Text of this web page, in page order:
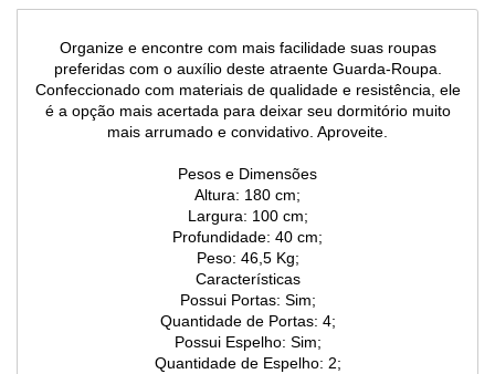
Organize e encontre com mais facilidade suas roupas
preferidas com o auxílio deste atraente Guarda-Roupa.
Confeccionado com materiais de qualidade e resistência, ele
é a opção mais acertada para deixar seu dormitório muito
mais arrumado e convidativo. Aproveite.
Pesos e Dimensões
Altura: 180 cm;
Largura: 100 cm;
Profundidade: 40 cm;
Peso: 46,5 Kg;
Características
Possui Portas: Sim;
Quantidade de Portas: 4;
Possui Espelho: Sim;
Quantidade de Espelho: 2;